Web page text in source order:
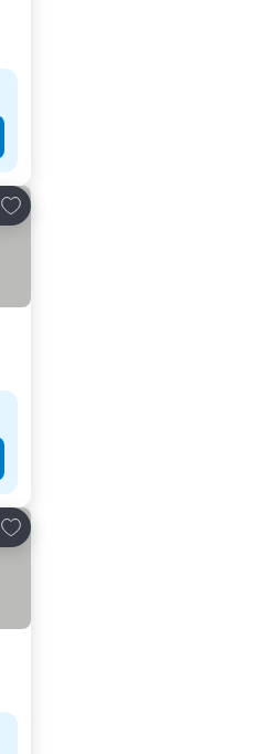
Lisää suosikkeihin
Lisää suosikkeihin